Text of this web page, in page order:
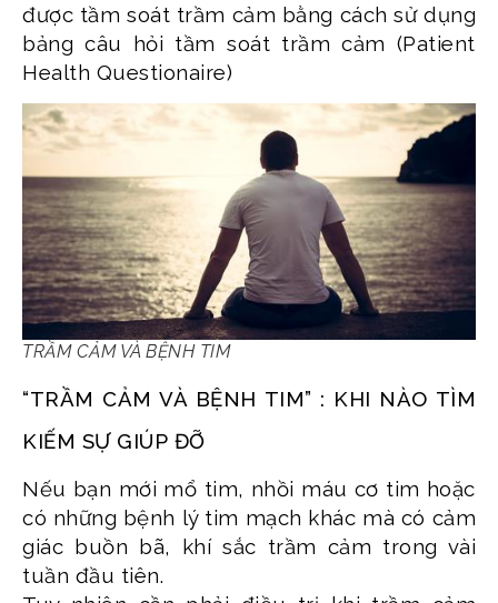
được tầm soát trầm cảm bằng cách sử dụng
bảng câu hỏi tầm soát trầm cảm (Patient
Health Questionaire)
TRẦM CẢM VÀ BỆNH TIM
“TRẦM CẢM VÀ BỆNH TIM” : KHI NÀO TÌM
KIẾM SỰ GIÚP ĐỠ
Nếu bạn mới mổ tim, nhồi máu cơ tim hoặc
có những bệnh lý tim mạch khác mà có cảm
giác buồn bã, khí sắc trầm cảm trong vài
tuần đầu tiên.